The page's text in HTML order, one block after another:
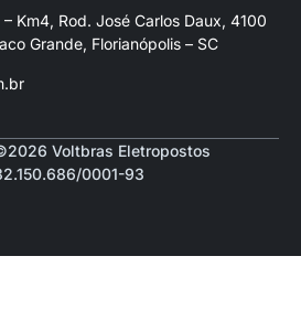
Km4, Rod. José Carlos Daux, 4100
Grande, Florianópolis – SC
Voltbras Eletropostos
0001-93